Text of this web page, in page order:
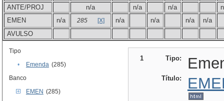
ANTE/PROJ
n/a n/a n/a
EMEN
n/a 285 [X] n/a n/a n/a
n/a
AVULSO
Tipo
•
Emenda (285)
Banco
EMEN (285)
1 Tipo:
Título: